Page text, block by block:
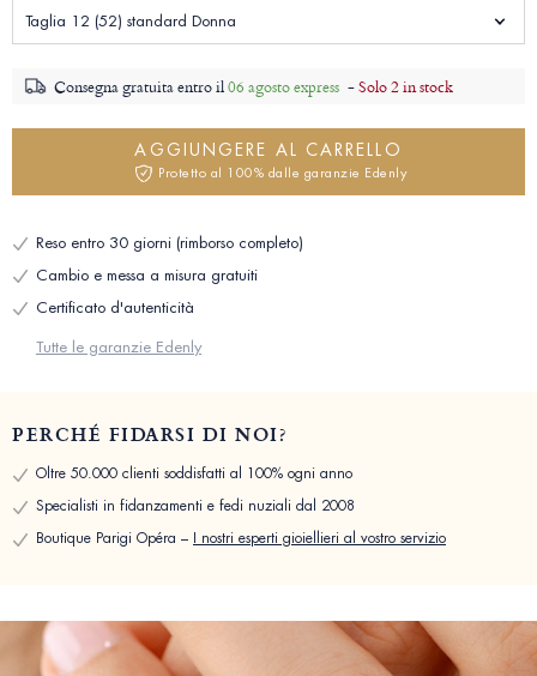
Taglia 12 (52) standard Donna
Consegna gratuita entro il06 agosto express -Solo 2 in stock
AGGIUNGERE AL CARRELLO
Protetto al 100% dalle garanzie Edenly
Reso entro 30 giorni (rimborso completo)
Cambio e messa a misura gratuiti
Certificato d'autenticità
Tutte le garanzie Edenly
PERCHÉ FIDARSI DI NOI?
Oltre 50.000 clienti soddisfatti al 100% ogni anno
Specialisti in fidanzamenti e fedi nuziali dal 2008
Boutique Parigi Opéra – I nostri esperti gioiellieri al vostro servizio